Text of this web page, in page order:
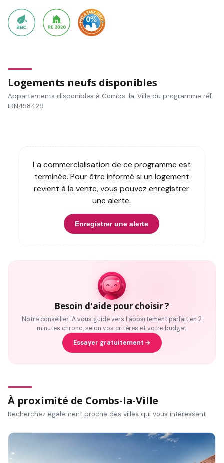
Logements neufs disponibles
Appartements disponibles à Combs-la-Ville du programme réf.
IDN458429
La commercialisation de ce programme est
terminée. Pour être informé si un logement
revient à la vente, vous pouvez enregistrer
une alerte.
Enregistrer une alerte
Besoin d'aide pour choisir ?
Notre conseiller IA vous guide vers l'appartement parfait en 2
minutes chrono, selon vos critères et votre budget.
Essayer gratuitement
À proximité de Combs-la-Ville
Recherchez également proche des villes qui vous intéressent